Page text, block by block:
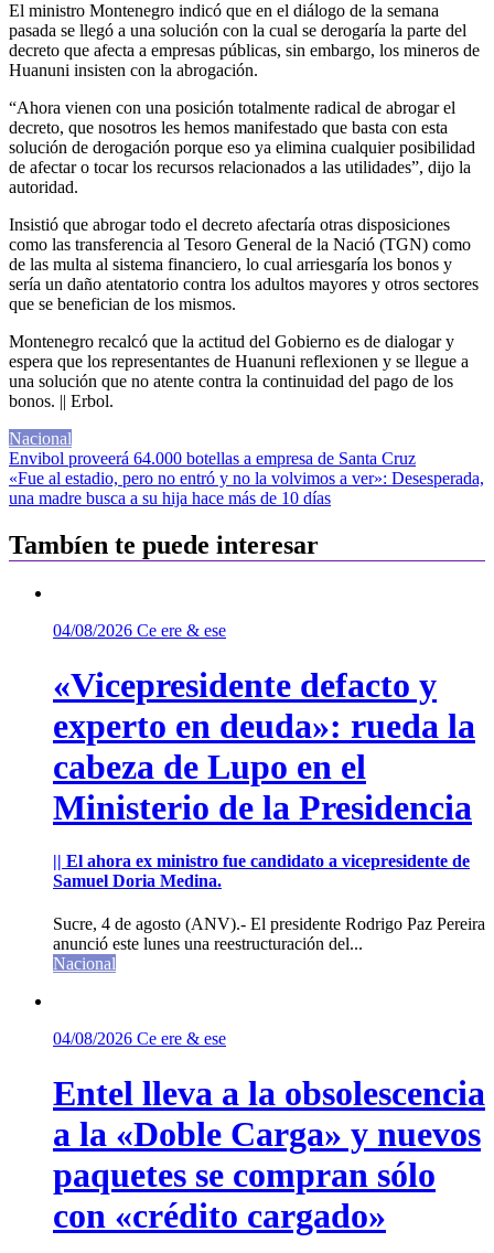
El ministro Montenegro indicó que en el diálogo de la semana
pasada se llegó a una solución con la cual se derogaría la parte del
decreto que afecta a empresas públicas, sin embargo, los mineros de
Huanuni insisten con la abrogación.
“Ahora vienen con una posición totalmente radical de abrogar el
decreto, que nosotros les hemos manifestado que basta con esta
solución de derogación porque eso ya elimina cualquier posibilidad
de afectar o tocar los recursos relacionados a las utilidades”, dijo la
autoridad.
Insistió que abrogar todo el decreto afectaría otras disposiciones
como las transferencia al Tesoro General de la Nació (TGN) como
de las multa al sistema financiero, lo cual arriesgaría los bonos y
sería un daño atentatorio contra los adultos mayores y otros sectores
que se benefician de los mismos.
Montenegro recalcó que la actitud del Gobierno es de dialogar y
espera que los representantes de Huanuni reflexionen y se llegue a
una solución que no atente contra la continuidad del pago de los
bonos. || Erbol.
Nacional
Navegación
de
Envibol proveerá 64.000 botellas a empresa de Santa Cruz
«Fue al estadio, pero no entró y no la volvimos a ver»: Desesperada,
una madre busca a su hija hace más de 10 días
Tambíen te puede interesar
04/08/2026 Ce ere & ese
«Vicepresidente defacto y
experto en deuda»: rueda la
cabeza de Lupo en el
Ministerio de la Presidencia
|| El ahora ex ministro fue candidato a vicepresidente de
Samuel Doria Medina.
Sucre, 4 de agosto (ANV).- El presidente Rodrigo Paz Pereira
anunció este lunes una reestructuración del...
Nacional
04/08/2026 Ce ere & ese
Entel lleva a la obsolescencia
a la «Doble Carga» y nuevos
paquetes se compran sólo
con «crédito cargado»